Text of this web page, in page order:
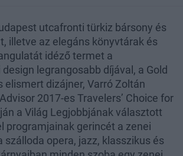
utcafronti türkiz bársony és
illetve az elegáns könyvtárak és
idéző termet a
legrangosabb díjával, a Gold
elismert dizájner, Varró Zoltán
2017-es Travelers’ Choice for
a Világ Legjobbjának választott
programjainak gerincét a zenei
szálloda opera, jazz, klasszikus és